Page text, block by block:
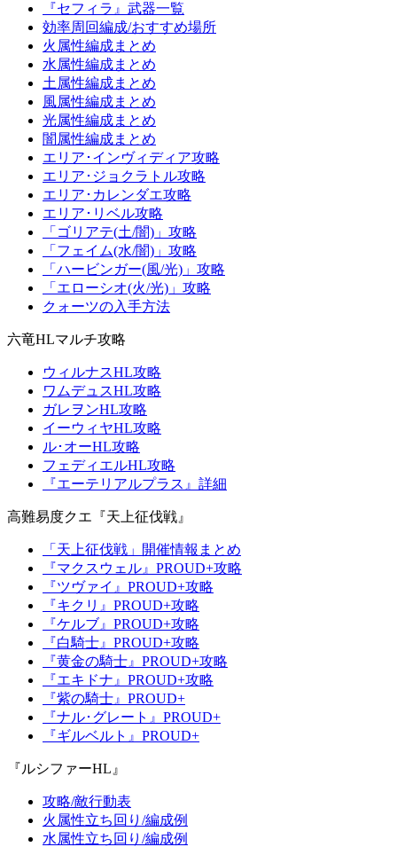
『セフィラ』武器一覧
効率周回編成/おすすめ場所
火属性編成まとめ
水属性編成まとめ
土属性編成まとめ
風属性編成まとめ
光属性編成まとめ
闇属性編成まとめ
エリア･インヴィディア攻略
エリア･ジョクラトル攻略
エリア･カレンダエ攻略
エリア･リベル攻略
「ゴリアテ(土/闇)」攻略
「フェイム(水/闇)」攻略
「ハービンガー(風/光)」攻略
「エローシオ(火/光)」攻略
クォーツの入手方法
六竜HLマルチ攻略
ウィルナスHL攻略
ワムデュスHL攻略
ガレヲンHL攻略
イーウィヤHL攻略
ル･オーHL攻略
フェディエルHL攻略
『エーテリアルプラス』詳細
高難易度クエ『天上征伐戦』
「天上征伐戦」開催情報まとめ
『マクスウェル』PROUD+攻略
『ツヴァイ』PROUD+攻略
『キクリ』PROUD+攻略
『ケルブ』PROUD+攻略
『白騎士』PROUD+攻略
『黄金の騎士』PROUD+攻略
『エキドナ』PROUD+攻略
『紫の騎士』PROUD+
『ナル･グレート』PROUD+
『ギルベルト』PROUD+
『ルシファーHL』
攻略/敵行動表
火属性立ち回り/編成例
水属性立ち回り/編成例